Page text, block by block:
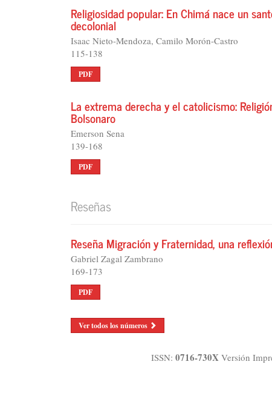
Religiosidad popular: En Chimá nace un
decolonial
Isaac Nieto-Mendoza, Camilo Morón-Castro
115-138
PDF
La extrema derecha y el catolicismo:
Bolsonaro
Emerson Sena
139-168
PDF
Reseñas
Reseña Migración y Fraternidad, una
Gabriel Zagal Zambrano
169-173
PDF
Ver todos los números
ISSN: 0716-730X Versión